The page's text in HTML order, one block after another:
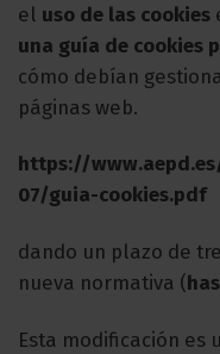
el uso de las cookies
una guía de cookies
cómo debían
páginas web.
https://
07/guia-cookies.pdf
dando un plazo de
nueva normativa (
Esta modificación es